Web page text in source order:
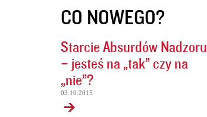
CO NOWEGO?
Starcie Absurdów Nadzoru
– jesteś na „tak” czy na
„nie”?
03.10.2015